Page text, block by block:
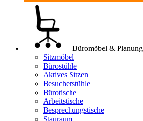
Büromöbel & Planung
Sitzmöbel
Bürostühle
Aktives Sitzen
Besucherstühle
Bürotische
Arbeitstische
Besprechungstische
Stauraum